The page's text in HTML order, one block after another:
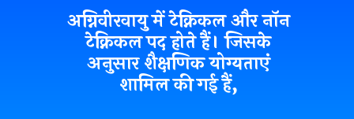
अग्निवीरवायु में टेक्निकल और नॉन
टेक्निकल पद होते हैं। जिसके
अनुसार शैक्षणिक योग्यताएं
शामिल की गई हैं,